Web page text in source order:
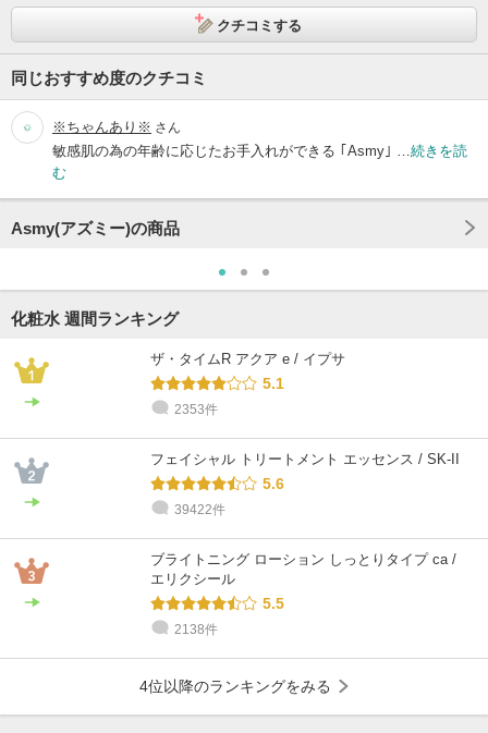
クチコミする
同じおすすめ度のクチコミ
※ちゃんあり※ さん
敏感肌の為の年齢に応じたお手入れができる ｢Asmy｣ … 続きを読
む
Asmy(アズミー)の商品
化粧水 週間ランキング
ザ・タイムR アクア e / イプサ
5.1
2353件
フェイシャル トリートメント エッセンス / SK-II
5.6
39422件
ブライトニング ローション しっとりタイプ ca /
エリクシール
5.5
2138件
4位以降のランキングをみる